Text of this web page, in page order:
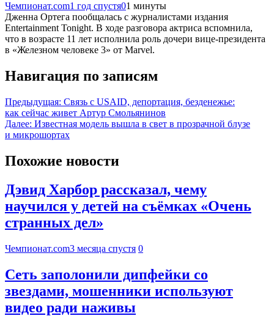
Чемпионат.com1 год спустя01 минуты
Дженна Ортега пообщалась с журналистами издания
Entertainment Tonight. В ходе разговора актриса вспомнила,
что в возрасте 11 лет исполнила роль дочери вице-президента
в «Железном человеке 3» от Marvel.
Навигация по записям
Предыдущая: Связь с USAID, депортация, безденежье:
как сейчас живет Артур Смольянинов
Далее: Известная модель вышла в свет в прозрачной блузе
и микрошортах
Похожие новости
Дэвид Харбор рассказал, чему
научился у детей на съёмках «Очень
странных дел»
Чемпионат.com3 месяца спустя 0
Сеть заполонили дипфейки со
звездами, мошенники используют
видео ради наживы